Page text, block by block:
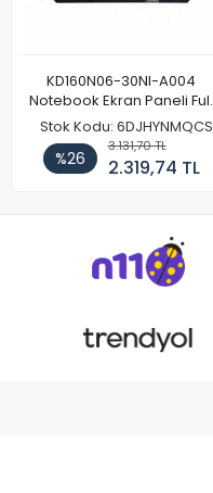
KD160N06-30NI-A004
Notebook Ekran Paneli Full
HD
Stok Kodu: 6DJHYNMQCS
%26
3.131,70 TL
2.319,74 TL